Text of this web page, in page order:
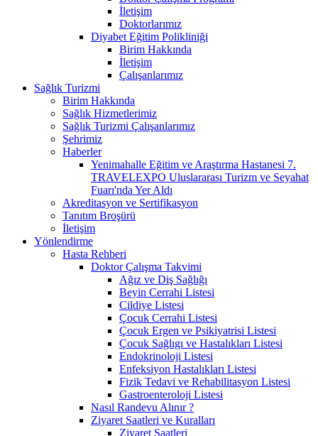
İletişim
Doktorlarımız
Diyabet Eğitim Polikliniği
Birim Hakkında
İletişim
Çalışanlarımız
Sağlık Turizmi
Birim Hakkında
Sağlık Hizmetlerimiz
Sağlık Turizmi Çalışanlarımız
Şehrimiz
Haberler
Yenimahalle Eğitim ve Araştırma Hastanesi 7.
TRAVELEXPO Uluslararası Turizm ve Seyahat
Fuarı'nda Yer Aldı
Akreditasyon ve Sertifikasyon
Tanıtım Broşürü
İletişim
Yönlendirme
Hasta Rehberi
Doktor Çalışma Takvimi
Ağız ve Diş Sağlığı
Beyin Cerrahi Listesi
Cildiye Listesi
Çocuk Cerrahi Listesi
Çocuk Ergen ve Psikiyatrisi Listesi
Çocuk Sağlıgı ve Hastalıkları Listesi
Endokrinoloji Listesi
Enfeksiyon Hastalıkları Listesi
Fizik Tedavi ve Rehabilitasyon Listesi
Gastroenteroloji Listesi
Nasıl Randevu Alınır ?
Ziyaret Saatleri ve Kuralları
Ziyaret Saatleri